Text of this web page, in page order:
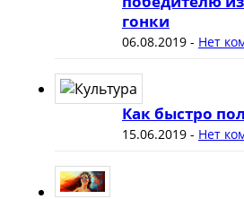
гонки
06.08.2019- Нет
Как быстро
15.06.2019- Нет